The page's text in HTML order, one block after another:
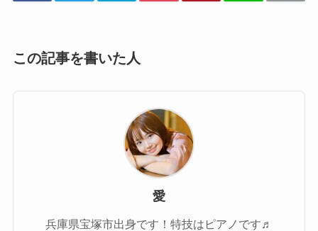
この記事を書いた人
愛
兵庫県宝塚市出身です！特技はピアノです♬